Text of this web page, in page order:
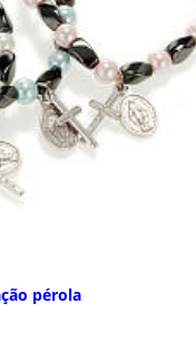
pérola